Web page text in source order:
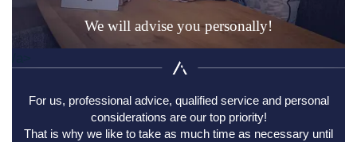
We will advise you personally!
For us, professional advice, qualified service and personal
considerations are our top priority!
That is why we like to take as much time as necessary until